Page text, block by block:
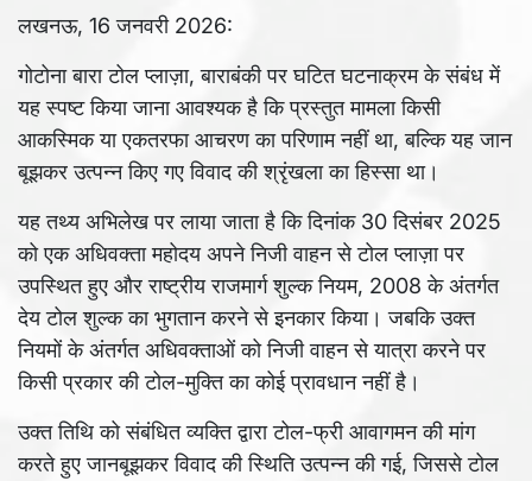
लखनऊ, 16 जनवरी 2026:
गोटोना बारा टोल प्लाज़ा, बाराबंकी पर घटित घटनाक्रम के संबंध में
यह स्पष्ट किया जाना आवश्यक है कि प्रस्तुत मामला किसी
आकस्मिक या एकतरफा आचरण का परिणाम नहीं था, बल्कि यह जान
बूझकर उत्पन्न किए गए विवाद की श्रृंखला का हिस्सा था।
यह तथ्य अभिलेख पर लाया जाता है कि दिनांक 30 दिसंबर 2025
को एक अधिवक्ता महोदय अपने निजी वाहन से टोल प्लाज़ा पर
उपस्थित हुए और राष्ट्रीय राजमार्ग शुल्क नियम, 2008 के अंतर्गत
देय टोल शुल्क का भुगतान करने से इनकार किया। जबकि उक्त
नियमों के अंतर्गत अधिवक्ताओं को निजी वाहन से यात्रा करने पर
किसी प्रकार की टोल-मुक्ति का कोई प्रावधान नहीं है।
उक्त तिथि को संबंधित व्यक्ति द्वारा टोल-फ्री आवागमन की मांग
करते हुए जानबूझकर विवाद की स्थिति उत्पन्न की गई, जिससे टोल